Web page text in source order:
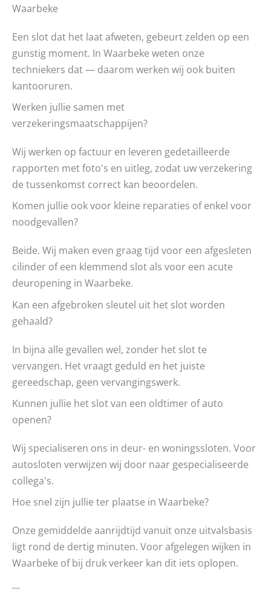
Waarbeke
Een slot dat het laat afweten, gebeurt zelden op een
gunstig moment. In Waarbeke weten onze
techniekers dat — daarom werken wij ook buiten
kantooruren.
Werken jullie samen met
verzekeringsmaatschappijen?
Wij werken op factuur en leveren gedetailleerde
rapporten met foto's en uitleg, zodat uw verzekering
de tussenkomst correct kan beoordelen.
Komen jullie ook voor kleine reparaties of enkel voor
noodgevallen?
Beide. Wij maken even graag tijd voor een afgesleten
cilinder of een klemmend slot als voor een acute
deuropening in Waarbeke.
Kan een afgebroken sleutel uit het slot worden
gehaald?
In bijna alle gevallen wel, zonder het slot te
vervangen. Het vraagt geduld en het juiste
gereedschap, geen vervangingswerk.
Kunnen jullie het slot van een oldtimer of auto
openen?
Wij specialiseren ons in deur- en woningssloten. Voor
autosloten verwijzen wij door naar gespecialiseerde
collega's.
Hoe snel zijn jullie ter plaatse in Waarbeke?
Onze gemiddelde aanrijdtijd vanuit onze uitvalsbasis
ligt rond de dertig minuten. Voor afgelegen wijken in
Waarbeke of bij druk verkeer kan dit iets oplopen.